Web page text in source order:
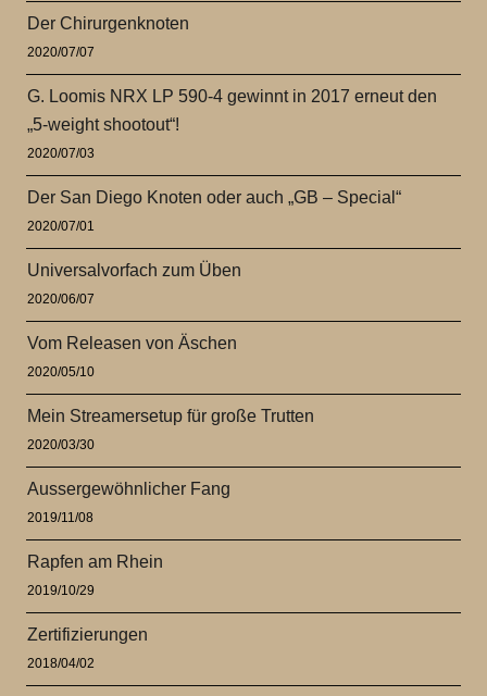
Der Chirurgenknoten
2020/07/07
G. Loomis NRX LP 590-4 gewinnt in 2017 erneut den
„5-weight shootout“!
2020/07/03
Der San Diego Knoten oder auch „GB – Special“
2020/07/01
Universalvorfach zum Üben
2020/06/07
Vom Releasen von Äschen
2020/05/10
Mein Streamersetup für große Trutten
2020/03/30
Aussergewöhnlicher Fang
2019/11/08
Rapfen am Rhein
2019/10/29
Zertifizierungen
2018/04/02